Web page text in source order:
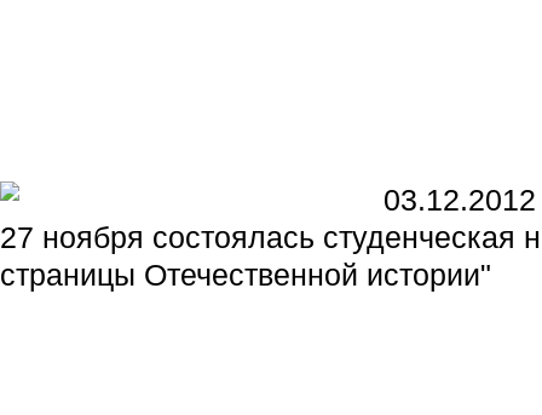
03.12.2012
27 ноября состоялась
страницы Отечественной истории"